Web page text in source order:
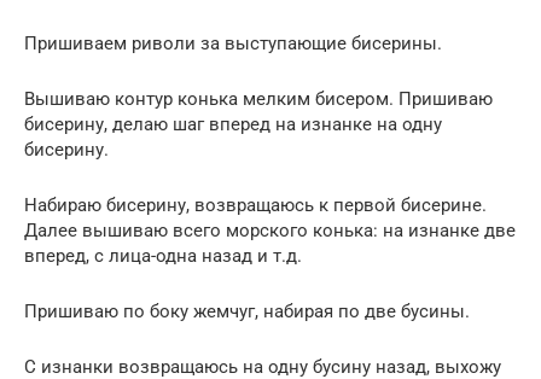
Пришиваем риволи за выступающие бисерины.
Вышиваю контур конька мелким бисером. Пришиваю
бисерину, делаю шаг вперед на изнанке на одну
бисерину.
Набираю бисерину, возвращаюсь к первой бисерине.
Далее вышиваю всего морского конька: на изнанке две
вперед, с лица-одна назад и т.д.
Пришиваю по боку жемчуг, набирая по две бусины.
С изнанки возвращаюсь на одну бусину назад, выхожу